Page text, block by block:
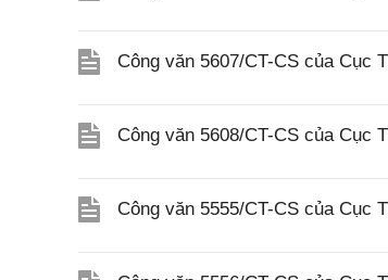
Công văn 5607/CT-CS của Cục
Công văn 5608/CT-CS của Cục
Công văn 5555/CT-CS của Cục